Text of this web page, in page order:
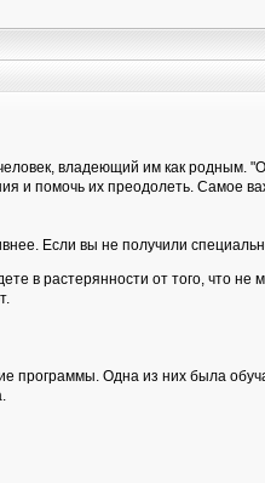
владеющий им как родным.
и помочь их преодолеть. Самое
Если вы не получили
в растерянности от того, что не
программы. Одна из них была